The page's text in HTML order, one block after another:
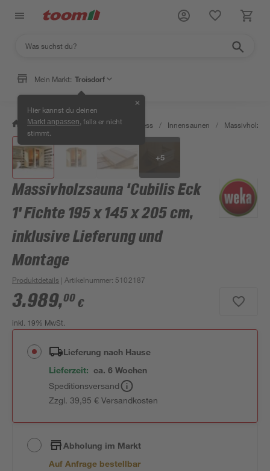
Mein Markt: Troisdorf
Hier kannst du deinen
Markt anpassen , falls er nicht
stimmt.
✕
/ Bad & Sanitär / Sauna & Wellness / Innensaunen /
+5
Massivholzsauna 'Cubilis Eck
1' Fichte 195 x 145 x 205 cm,
inklusive Lieferung und
Montage
Produktdetails | Artikelnummer: 5102187
3.989,00 €
inkl. 19% MwSt.
Lieferung nach Hause
Lieferzeit: ca. 6 Wochen
Speditionsversand
Zzgl. 39,95 € Versandkosten
Abholung im Markt
Auf Anfrage bestellbar